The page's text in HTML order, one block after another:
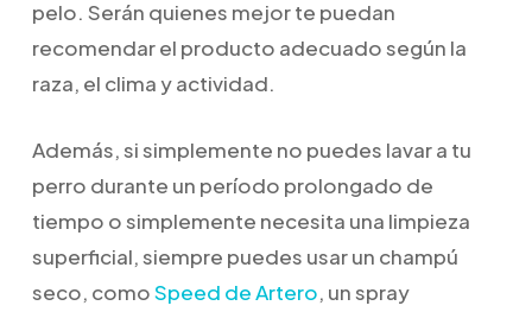
pelo. Serán quienes mejor te puedan
recomendar el producto adecuado según la
raza, el clima y actividad.
Además, si simplemente no puedes lavar a tu
perro durante un período prolongado de
tiempo o simplemente necesita una limpieza
superficial, siempre puedes usar un champú
seco, comoSpeed de Artero, un spray